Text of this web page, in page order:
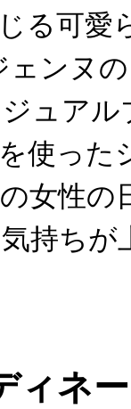
る可愛
ンヌ
ュア
使った
女性の
持ちが
ィネ